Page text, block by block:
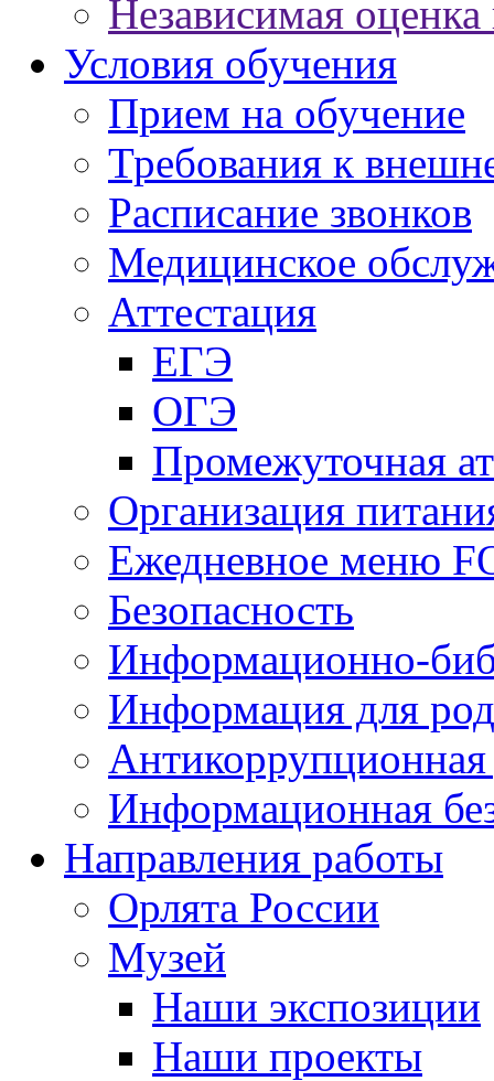
Независимая оценка
Условия обучения
Прием на обучение
Требования к
Расписание звонков
Медицинское
Аттестация
ЕГЭ
ОГЭ
Промежуточная
Организация
Ежедневное меню
Безопасность
Информационно-
Информация для
Антикоррупционная
Информационная
Направления работы
Орлята России
Музей
Наши экспозиции
Наши проекты